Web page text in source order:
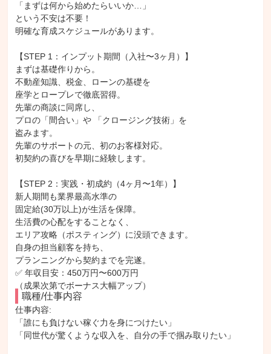
「まずは何から始めたらいいか…」
という不安は不要！
明確な育成スケジュールがあります。
【STEP 1：インプット期間（入社〜3ヶ月）】
まずは基礎作りから。
不動産知識、税金、ローンの基礎を
座学とロープレで徹底習得。
先輩の商談に同席し、
プロの「間合い」や 「クロージング技術」を
盗みます。
先輩のサポートの元、初のお客様対応。
初契約の喜びを早期に経験します。
【STEP 2：実践・初成約（4ヶ月〜1年）】
新人期間も業界最高水準の
固定給(30万以上)が生活を保障。
生活費の心配をすることなく、
エリア攻略（ポスティング）に没頭できます。
自身の担当顧客を持ち、
プランニングから契約までを完遂。
✅ 年収目安：450万円〜600万円
（成果次第でボーナス大幅アップ）
職種/仕事内容
仕事内容:
「誰にも負けない稼ぐ力を身につけたい」
「同世代が驚くような収入を、自分の手で掴み取りたい」